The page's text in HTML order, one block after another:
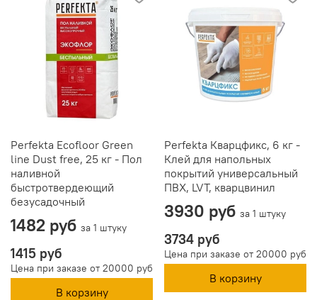
Perfekta Ecofloor Green
line Dust free, 25 кг - Пол
наливной
быстротвердеющий
безусадочный
1482 руб за 1 штуку
1415 руб
Цена при заказе от 20000 руб
В корзину
Perfekta Кварцфикс, 6 кг -
Клей для напольных
покрытий универсальный
ПВХ, LVT, кварцвинил
3930 руб за 1 штуку
3734 руб
Цена при заказе от 20000 руб
В корзину